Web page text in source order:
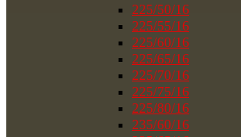
225/50/16
225/55/16
225/60/16
225/65/16
225/70/16
225/75/16
225/80/16
235/60/16